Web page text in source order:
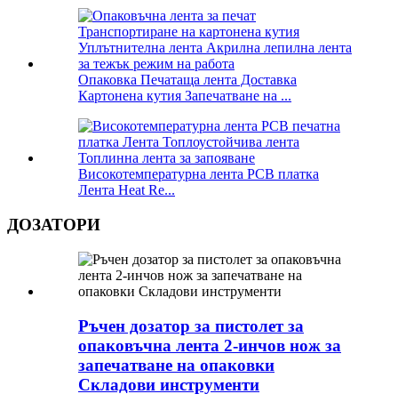
Опаковка Печатаща лента Доставка
Картонена кутия Запечатване на ...
Високотемпературна лента PCB платка
Лента Heat Re...
ДОЗАТОРИ
Ръчен дозатор за пистолет за
опаковъчна лента 2-инчов нож за
запечатване на опаковки
Складови инструменти